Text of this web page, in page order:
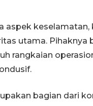
aspek keselamatan,
utama.
rangkaian
bagian dari